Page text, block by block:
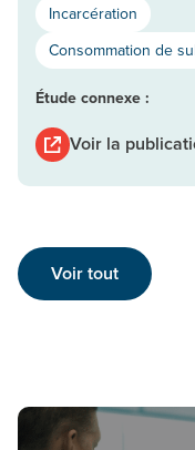
Incarcération
Consommation de
Étude connexe :
Voir la
Voir tout